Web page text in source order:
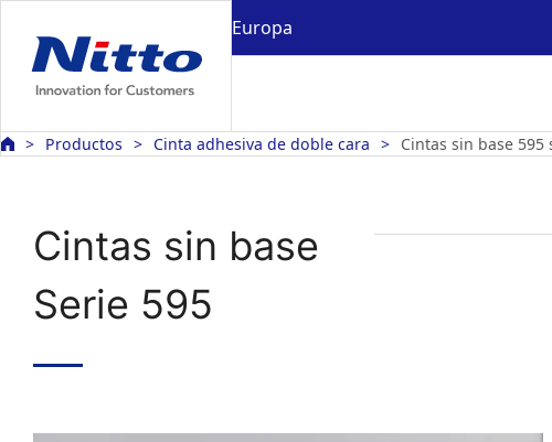
Europa
Productos Cinta adhesiva de doble cara Cintas sin base 595
Cintas sin base
Serie 595